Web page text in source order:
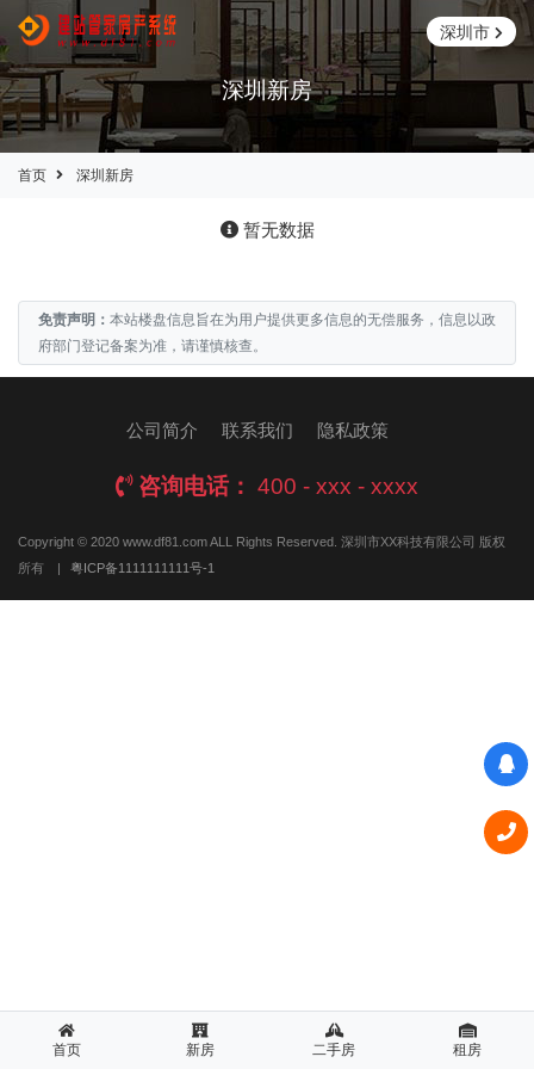
深圳市
深圳新房
首页 深圳新房
暂无数据
免责声明： 本站楼盘信息旨在为用户提供更多信息的无偿服务，信息以政
府部门登记备案为准，请谨慎核查。
公司简介 联系我们 隐私政策
咨询电话： 400 - xxx - xxxx
Copyright © 2020 www.df81.com ALL Rights Reserved. 深圳市XX科技有限公司 版权
所有
| 粤ICP备1111111111号-1
首页 新房 二手房 租房